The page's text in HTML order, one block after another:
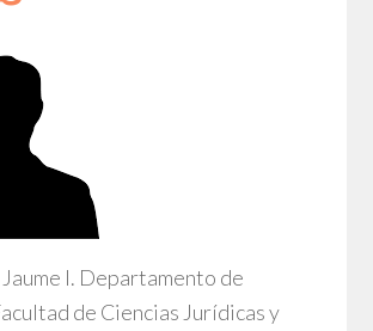
I. Departamento de
de Ciencias Jurídicas y